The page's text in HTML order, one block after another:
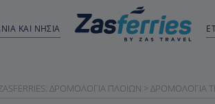
ΚΑΙ ΝΗΣΙΆ
ΔΡΟΜΟΛΌΓΙΑ ΠΛΟΊΩΝ > ΔΡΟΜΟΛΌΓΙΑ